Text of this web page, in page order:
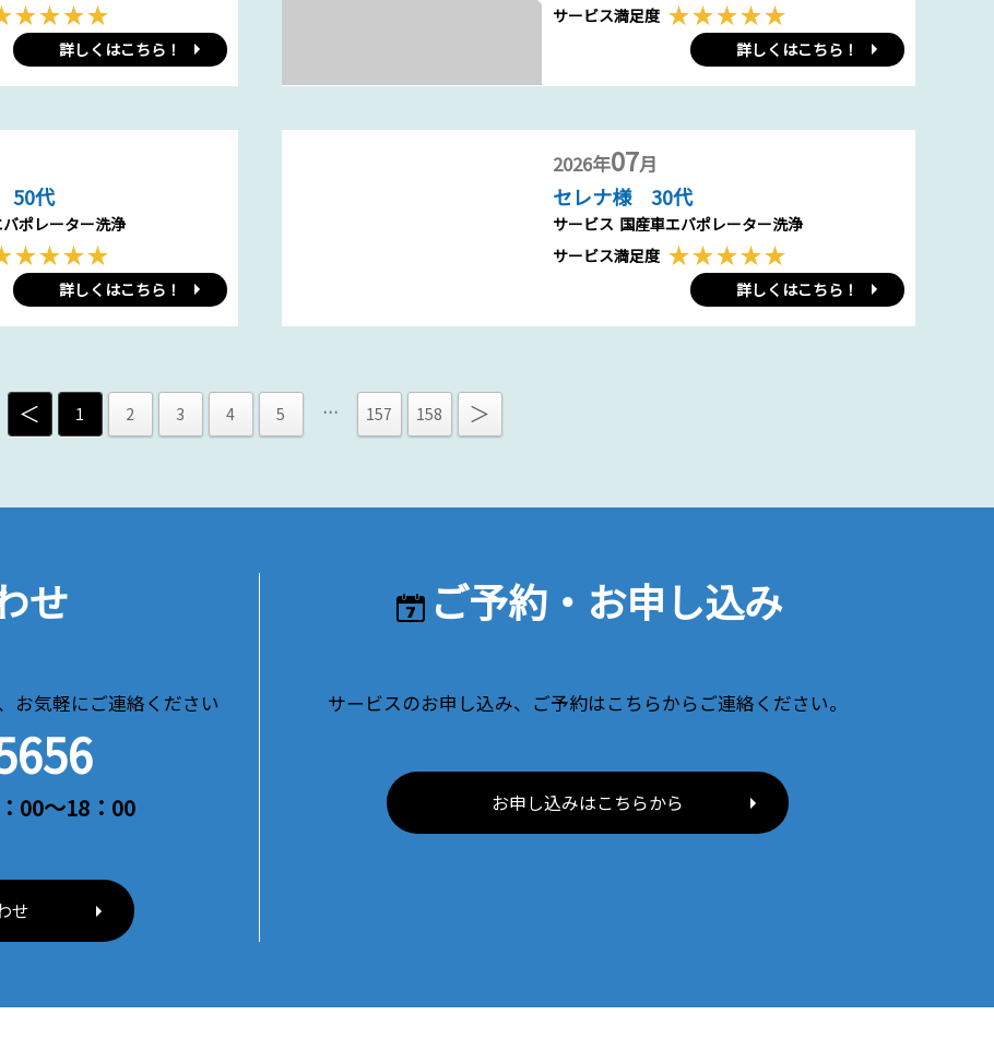
詳しくはこちら！
サービス満足度
詳しくはこちら！
50代
ポレーター洗浄
詳しくはこちら！
2026年07月
セレナ様 30代
サービス 国産車エバポレーター洗浄
サービス満足度
詳しくはこちら！
＜ 1 2 3 4 5 … 157 158 ＞
せ
お気軽にご連絡ください
00～18：00
せ
ご予約・お申し込み
サービスのお申し込み、ご予約はこちらからご連絡ください。
お申し込みはこちらから